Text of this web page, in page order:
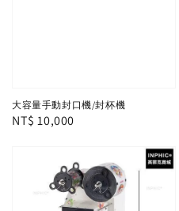
大容量手動封口機/封杯機
Regular
NT$ 10,000